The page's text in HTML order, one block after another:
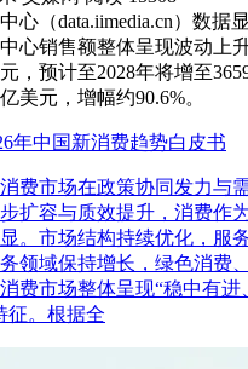
心（data.iimedia.cn）数据
心销售额整体呈现波动上
，预计至2028年将增至
美元，增幅约90.6%。
年中国新消费趋势白皮书
费市场在政策协同发力与
扩容与质效提升，消费作
。市场结构持续优化，服
领域保持增长，绿色消费
费市场整体呈现“稳中有
征。根据全